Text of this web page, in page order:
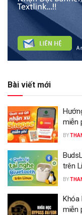
Bài viết mới
miễn
BY
trên
BY
Khóa
miễn